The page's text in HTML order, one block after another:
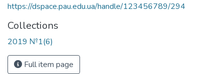
https://dspace.pau.edu.ua/handle/123456789/294
Collections
2019 №1(6)
Full item page